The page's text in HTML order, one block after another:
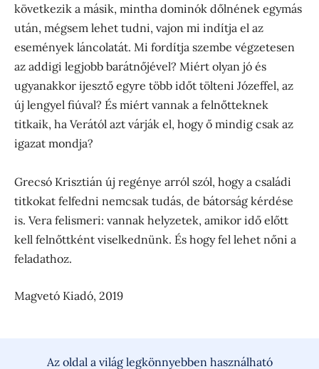
következik a másik, mintha dominók dőlnének egymás
után, mégsem lehet tudni, vajon mi indítja el az
események láncolatát. Mi fordítja szembe végzetesen
az addigi legjobb barátnőjével? Miért olyan jó és
ugyanakkor ijesztő egyre több időt tölteni Józeffel, az
új lengyel fiúval? És miért vannak a felnőtteknek
titkaik, ha Verától azt várják el, hogy ő mindig csak az
igazat mondja?
Grecsó Krisztián új regénye arról szól, hogy a családi
titkokat felfedni nemcsak tudás, de bátorság kérdése
is. Vera felismeri: vannak helyzetek, amikor idő előtt
kell felnőttként viselkednünk. És hogy fel lehet nőni a
feladathoz.
Magvetó Kiadó, 2019
Az oldal a világ legkönnyebben használható